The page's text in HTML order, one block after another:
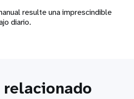
resulte una imprescindible
diario.